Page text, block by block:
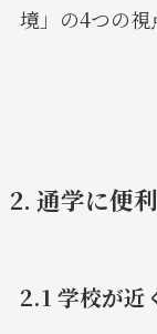
境」の4つの視
2. 通学に便
2.1 学校が近